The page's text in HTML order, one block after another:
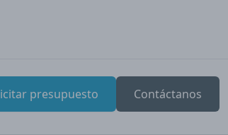
presupuesto Contáctanos